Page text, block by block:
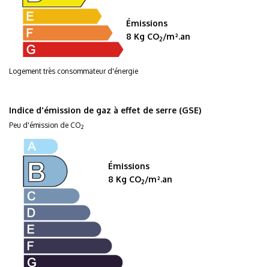
Logement très consommateur d'énergie
Émissions
8 Kg CO2/m².an
Indice d'émission de gaz à effet de serre (GSE)
Peu d'émission de CO2
Émissions
8 Kg CO2/m².an